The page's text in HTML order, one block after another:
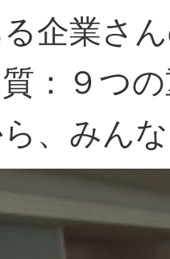
企業さ
質：９つ
、みん